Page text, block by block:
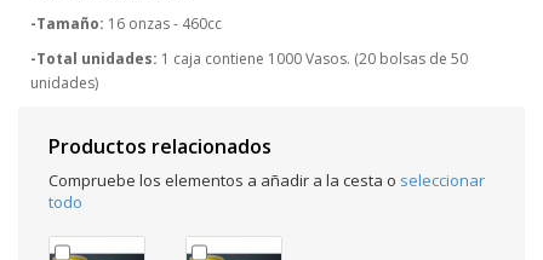
-Tamaño: 16 onzas - 460cc
-Total unidades: 1 caja contiene 1000 Vasos. (20 bolsas de 50
unidades)
Productos relacionados
Compruebe los elementos a añadir a la cesta o seleccionar
todo